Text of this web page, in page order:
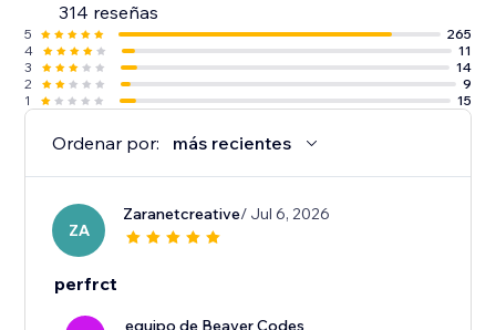
314 reseñas
5
265
4
11
3
14
2
9
1
15
Ordenar por: más recientes
ZA
Zaranetcreative/ Jul 6, 2026
perfrct
equipo de Beaver Codes